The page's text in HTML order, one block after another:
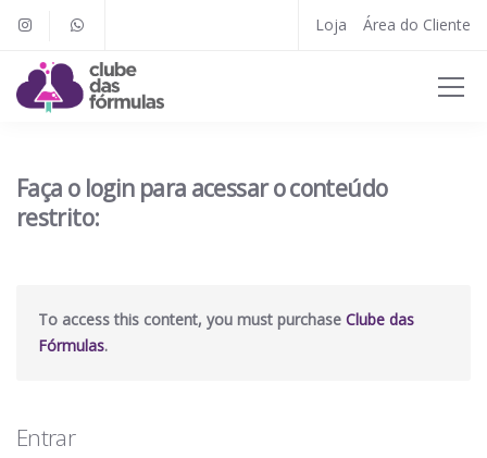
Loja Área do Cliente
Faça o login para acessar o conteúdo
restrito:
To access this content, you must purchase Clube das
Fórmulas.
Entrar